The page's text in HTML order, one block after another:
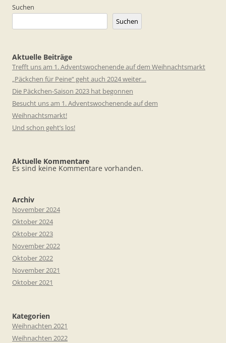
Suchen
Suchen
Aktuelle Beiträge
Trefft uns am 1. Adventswochenende auf dem Weihnachtsmarkt
„Päckchen für Peine“ geht auch 2024 weiter…
Die Päckchen-Saison 2023 hat begonnen
Besucht uns am 1. Adventswochenende auf dem
Weihnachtsmarkt!
Und schon geht’s los!
Aktuelle Kommentare
Es sind keine Kommentare vorhanden.
Archiv
November 2024
Oktober 2024
Oktober 2023
November 2022
Oktober 2022
November 2021
Oktober 2021
Kategorien
Weihnachten 2021
Weihnachten 2022